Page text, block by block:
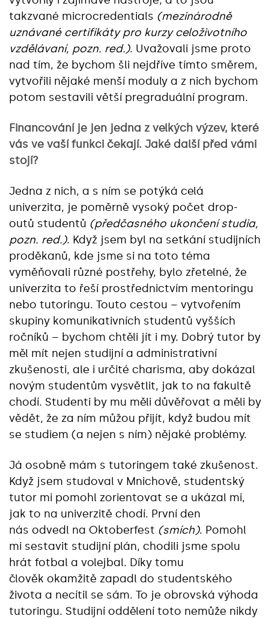
takzvané microcredentials (mezinárodně
uznávané certifikáty pro kurzy celoživotního
vzdělávaní, pozn. red.). Uvažovali jsme proto
nad tím, že bychom šli nejdříve tímto směrem,
vytvořili nějaké menší moduly a z nich bychom
potom sestavili větší pregraduální program.
Financování je jen jedna z velkých výzev, které
vás ve vaší funkci čekají. Jaké další před vámi
stojí?
Jedna z nich, a s ním se potýká celá
univerzita, je poměrně vysoký počet drop-
outů studentů (předčasného ukončení studia,
pozn. red.). Když jsem byl na setkání studijních
proděkanů, kde jsme si na toto téma
vyměňovali různé postřehy, bylo zřetelné, že
univerzita to řeší prostřednictvím mentoringu
nebo tutoringu. Touto cestou – vytvořením
skupiny komunikativních studentů vyšších
ročníků – bychom chtěli jít i my. Dobrý tutor by
měl mít nejen studijní a administrativní
zkušenosti, ale i určité charisma, aby dokázal
novým studentům vysvětlit, jak to na fakultě
chodí. Studenti by mu měli důvěřovat a měli by
vědět, že za ním můžou přijít, když budou mít
se studiem (a nejen s ním) nějaké problémy.
Já osobně mám s tutoringem také zkušenost.
Když jsem studoval v Mnichově, studentský
tutor mi pomohl zorientovat se a ukázal mi,
jak to na univerzitě chodí. První den
nás odvedl na Oktoberfest (smích). Pomohl
mi sestavit studijní plán, chodili jsme spolu
hrát fotbal a volejbal. Díky tomu
člověk okamžitě zapadl do studentského
života a necítil se sám. To je obrovská výhoda
tutoringu. Studijní oddělení toto nemůže nikdy